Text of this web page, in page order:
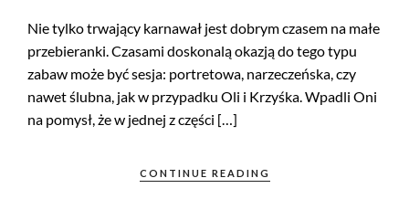
Nie tylko trwający karnawał jest dobrym czasem na małe
przebieranki. Czasami doskonalą okazją do tego typu
zabaw może być sesja: portretowa, narzeczeńska, czy
nawet ślubna, jak w przypadku Oli i Krzyśka. Wpadli Oni
na pomysł, że w jednej z części […]
CONTINUE READING